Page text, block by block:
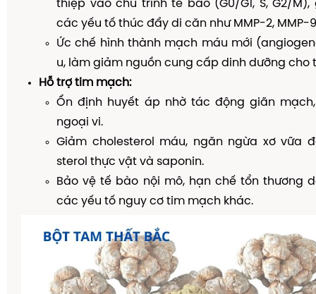
thiệp vào chu trình tế bào (G0/G1, S, G2/
các yếu tố thúc đẩy di căn như MMP-2, MMP-
Ức chế hình thành mạch máu mới
u, làm giảm nguồn cung cấp dinh dưỡng cho
Hỗ trợ tim mạch:
Ổn định huyết áp nhờ tác động giãn
ngoại vi.
Giảm cholesterol máu, ngăn ngừa xơ vữa
sterol thực vật và saponin.
Bảo vệ tế bào nội mô, hạn chế tổn thương
các yếu tố nguy cơ tim mạch khác.